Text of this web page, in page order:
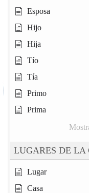
Esposa
Hijo
Hija
Tío
Tía
Primo
Prima
LUGARES DE LA
Lugar
Casa